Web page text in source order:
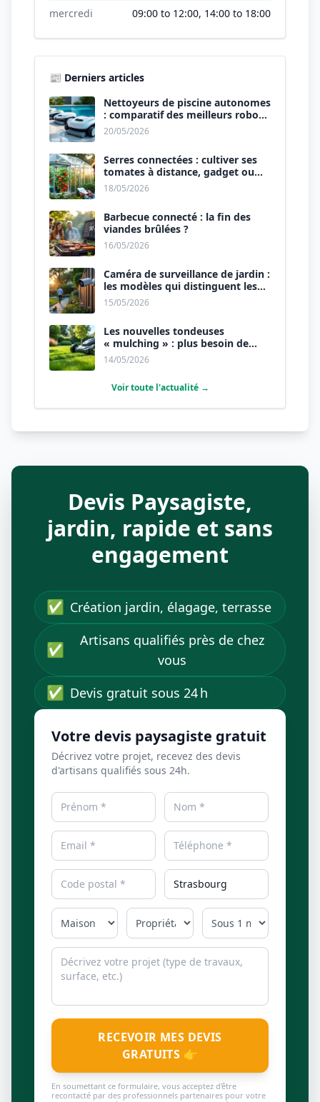
mercredi
09:00 to 12:00, 14:00 to 18:00
📰 Derniers articles
Nettoyeurs de piscine autonomes
: comparatif des meilleurs robots
de 2026.
20/05/2026
Serres connectées : cultiver ses
tomates à distance, gadget ou
révolution ?
18/05/2026
Barbecue connecté : la fin des
viandes brûlées ?
16/05/2026
Caméra de surveillance de jardin :
les modèles qui distinguent les
humains des animaux.
15/05/2026
Les nouvelles tondeuses
« mulching » : plus besoin de
ramasser l’herbe.
14/05/2026
Voir toute l'actualité →
Devis Paysagiste,
jardin, rapide et sans
engagement
✅ Création jardin, élagage, terrasse
✅
Artisans qualifiés près de chez
vous
✅ Devis gratuit sous 24 h
Votre devis paysagiste gratuit
Décrivez votre projet, recevez des devis
d'artisans qualifiés sous 24h.
RECEVOIR MES DEVIS
GRATUITS 👉
En soumettant ce formulaire, vous acceptez d'être
recontacté par des professionnels partenaires pour votre